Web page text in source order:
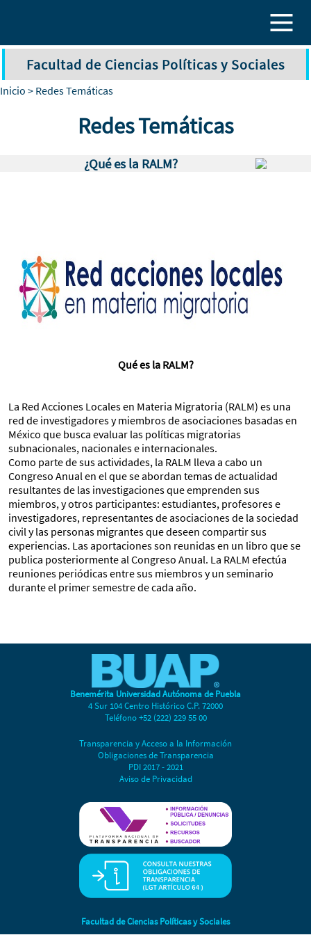
Facultad de Ciencias Políticas y Sociales
Inicio > Redes Temáticas
Redes Temáticas
¿Qué es la RALM?
Qué es la RALM?
La Red Acciones Locales en Materia Migratoria (RALM) es una
red de investigadores y miembros de asociaciones basadas en
México que busca evaluar las políticas migratorias
subnacionales, nacionales e internacionales.
Como parte de sus actividades, la RALM lleva a cabo un
Congreso Anual en el que se abordan temas de actualidad
resultantes de las investigaciones que emprenden sus
miembros, y otros participantes: estudiantes, profesores e
investigadores, representantes de asociaciones de la sociedad
civil y las personas migrantes que deseen compartir sus
experiencias. Las aportaciones son reunidas en un libro que se
publica posteriormente al Congreso Anual. La RALM efectúa
reuniones periódicas entre sus miembros y un seminario
durante el primer semestre de cada año.
Benemérita Universidad Autónoma de Puebla
4 Sur 104 Centro Histórico C.P. 72000
Teléfono +52 (222) 229 55 00
Transparencia y Acceso a la Información
Obligaciones de Transparencia
PDI 2017 - 2021
Aviso de Privacidad
Facultad de Ciencias Políticas y Sociales